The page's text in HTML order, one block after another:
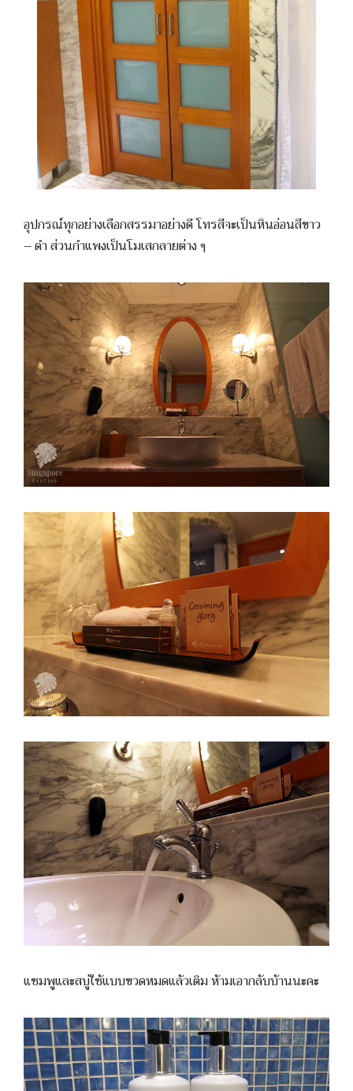
อุปกรณ์ทุกอย่างเลือกสรรมาอย่างดี โทรสีจะเป็นหินอ่อนสีขาว
– ดำ ส่วนกำแพงเป็นโมเสกลายต่าง ๆ
แชมพูและสบู่ใช้แบบขวดหมดแล้วเติม ห้ามเอากลับบ้านนะคะ